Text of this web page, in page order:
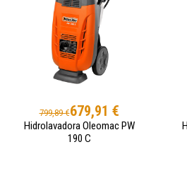
799,89 €679,91 €
Hidrolavadora Oleomac PW
190 C